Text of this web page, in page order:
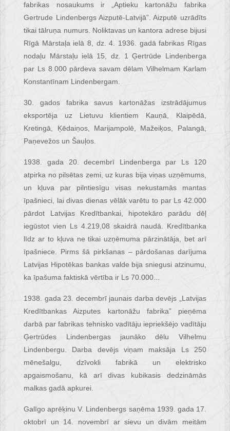
fabrikas nosaukums ir „Aptieku kartonāžu fabrika
Gertrude Lindenbergs Aizputē-Latvijā”. Aizputē uzrādīts
tikai tālruņa numurs. Noliktavas un kantora adrese bijusi
Rīgā Mārstaļa ielā 8, dz. 4. 1936. gadā fabrikas Rīgas
nodaļu Mārstaļu ielā 15, dz. 1 Ģertrūde Lindenberga
par Ls 8.000 pārdeva savam dēlam Vilhelmam Karlam
Konstantīnam Lindenbergam.
30. gados fabrika savus kartonāžas izstrādājumus
eksportēja uz Lietuvu klientiem Kauņā, Klaipēdā,
Kretingā, Ķēdaiņos, Marijampolē, Mažeiķos, Palangā,
Paņevežos un Šauļos.
1938. gada 20. decembrī Lindenberga par Ls 120
atpirka no pilsētas zemi, uz kuras bija viņas uzņēmums,
un kļuva par pilntiesīgu visas nekustamās mantas
īpašnieci, lai divas dienas vēlāk varētu to par Ls 42.000
pārdot Latvijas Kredītbankai, hipotekāro parādu dēļ
iegūstot vien Ls 4.219,08 skaidrā naudā. Kredītbanka
līdz ar to kļuva ne tikai uzņēmuma pārzinātāja, bet arī
īpašniece. Pirms šā pirkšanas – pārdošanas darījuma
Latvijas Hipotēkas bankas valde bija sniegusi atzinumu,
ka īpašuma faktiskā vērtība ir Ls 70.000...
1938. gada 23. decembrī jaunais darba devējs „Latvijas
Kredītbankas Aizputes kartonāžu fabrika” pieņēma
darbā par fabrikas tehnisko vadītāju iepriekšējo vadītāju
Ģertrūdes Lindenbergas jaunāko dēlu Vilhelmu
Lindenbergu. Darba devējs viņam maksāja Ls 250
mēnešalgu, dzīvokli fabrikā un elektrisko
apgaismošanu, kā arī divas kubikasis dedzināmās
malkas gadā apkurei.
Galīgo aprēķinu V. Lindenbergs saņēma 1939. gada 17.
oktobrī un 14. novembrī ar sievu un divām meitām